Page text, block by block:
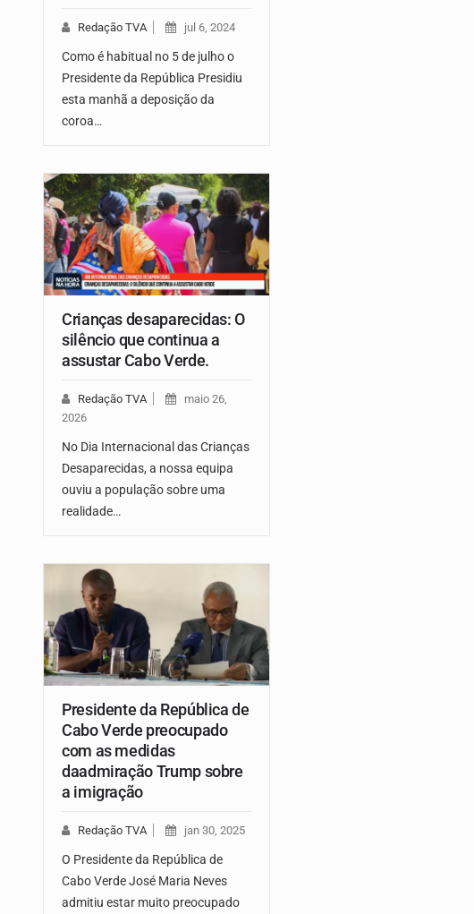
Redação TVA jul 6, 2024
Como é habitual no 5 de julho o
Presidente da República Presidiu
esta manhã a deposição da
coroa…
Crianças desaparecidas: O
silêncio que continua a
assustar Cabo Verde.
Redação TVA
maio 26,
2026
No Dia Internacional das Crianças
Desaparecidas, a nossa equipa
ouviu a população sobre uma
realidade…
Presidente da República de
Cabo Verde preocupado
com as medidas
daadmiração Trump sobre
a imigração
Redação TVA jan 30, 2025
O Presidente da República de
Cabo Verde José Maria Neves
admitiu estar muito preocupado